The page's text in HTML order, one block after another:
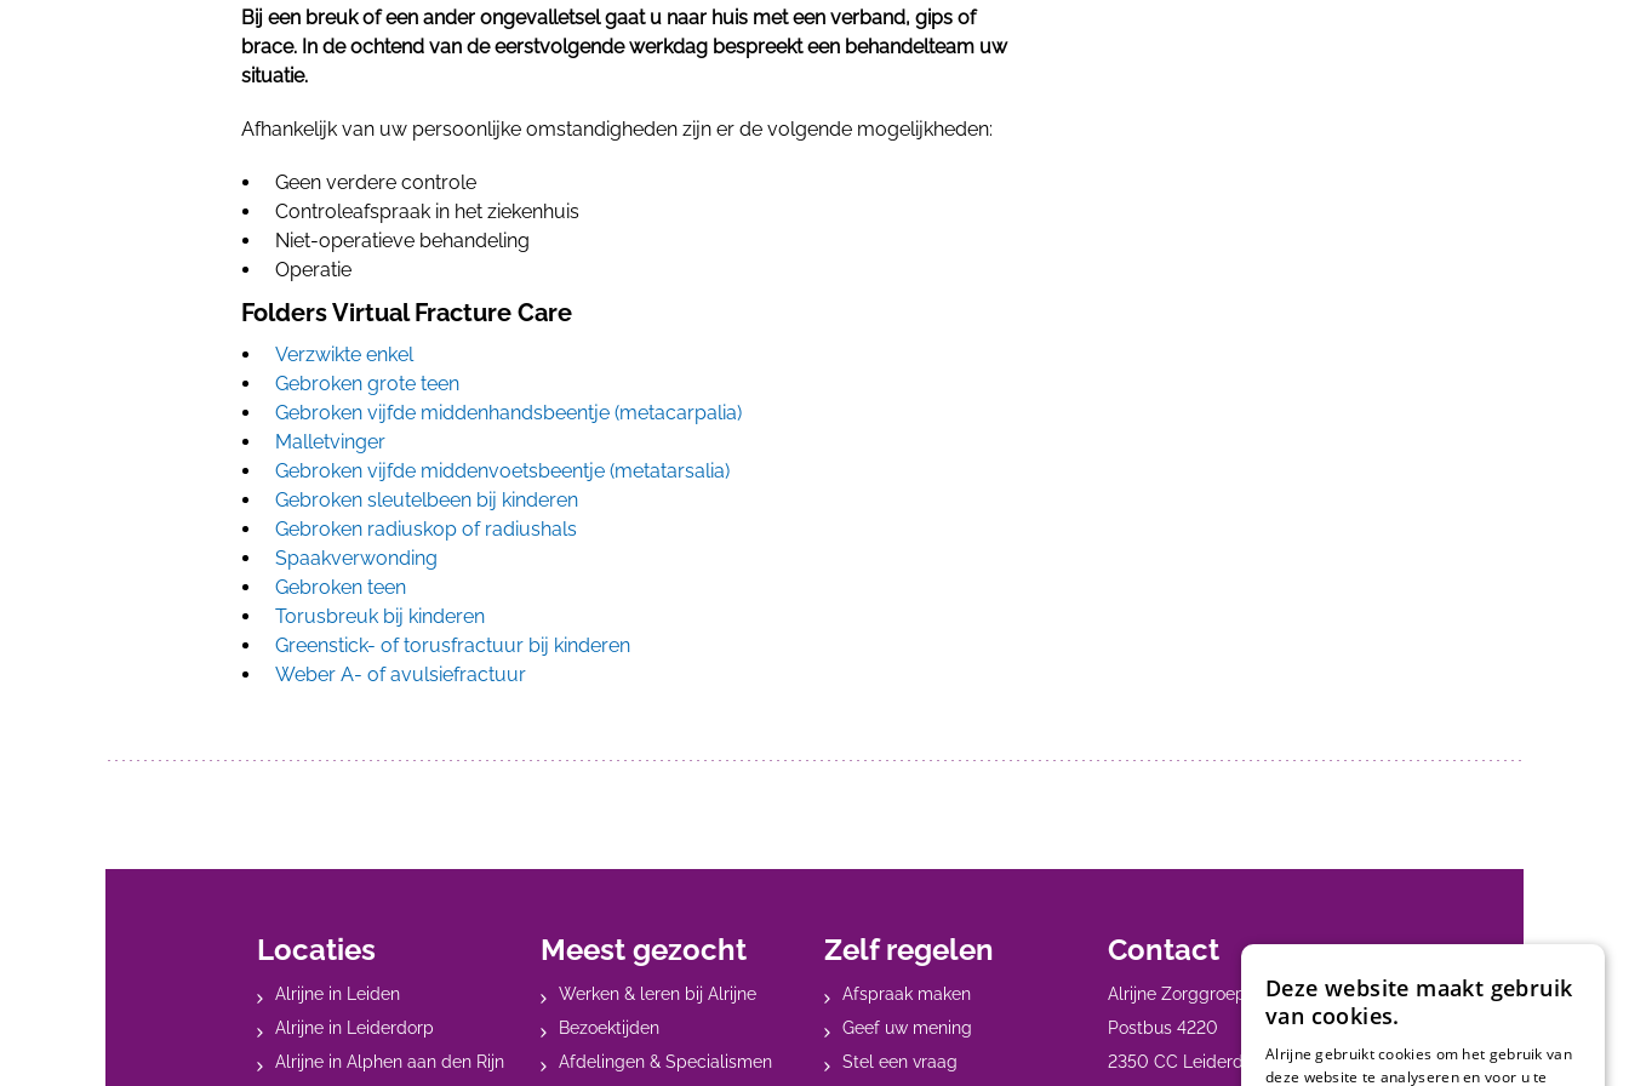
Bij een breuk of een ander ongevalletsel gaat u naar huis met een verband, gips of
brace. In de ochtend van de eerstvolgende werkdag bespreekt een behandelteam uw
situatie.
Afhankelijk van uw persoonlijke omstandigheden zijn er de volgende mogelijkheden:
Geen verdere controle
Controleafspraak in het ziekenhuis
Niet-operatieve behandeling
Operatie
Folders Virtual Fracture Care
Verzwikte enkel
Gebroken grote teen
Gebroken vijfde middenhandsbeentje (metacarpalia)
Malletvinger
Gebroken vijfde middenvoetsbeentje (metatarsalia)
Gebroken sleutelbeen bij kinderen
Gebroken radiuskop of radiushals
Spaakverwonding
Gebroken teen
Torusbreuk bij kinderen
Greenstick- of torusfractuur bij kinderen
Weber A- of avulsiefractuur
Locaties
Alrijne in Leiden
Alrijne in Leiderdorp
Alrijne in Alphen aan den Rijn
Meest gezocht
Werken & leren bij Alrijne
Bezoektijden
Afdelingen & Specialismen
Zelf regelen
Afspraak maken
Geef uw mening
Stel een vraag
Contact
Alrijne Zorggroep
Postbus 4220
2350 CC Leiderdorp
Deze website maakt gebruik
van cookies.
Alrijne gebruikt cookies om het gebruik van
deze website te analyseren en voor u te